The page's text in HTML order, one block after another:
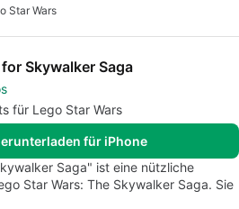
Star Wars
Skywalker Saga
für Lego Star Wars
für iPhone
Saga" ist eine nützliche
Star Wars: The Skywalker Saga. Sie